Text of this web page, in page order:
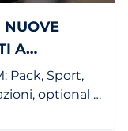
NUOVE
A
Pack, Sport,
optional e